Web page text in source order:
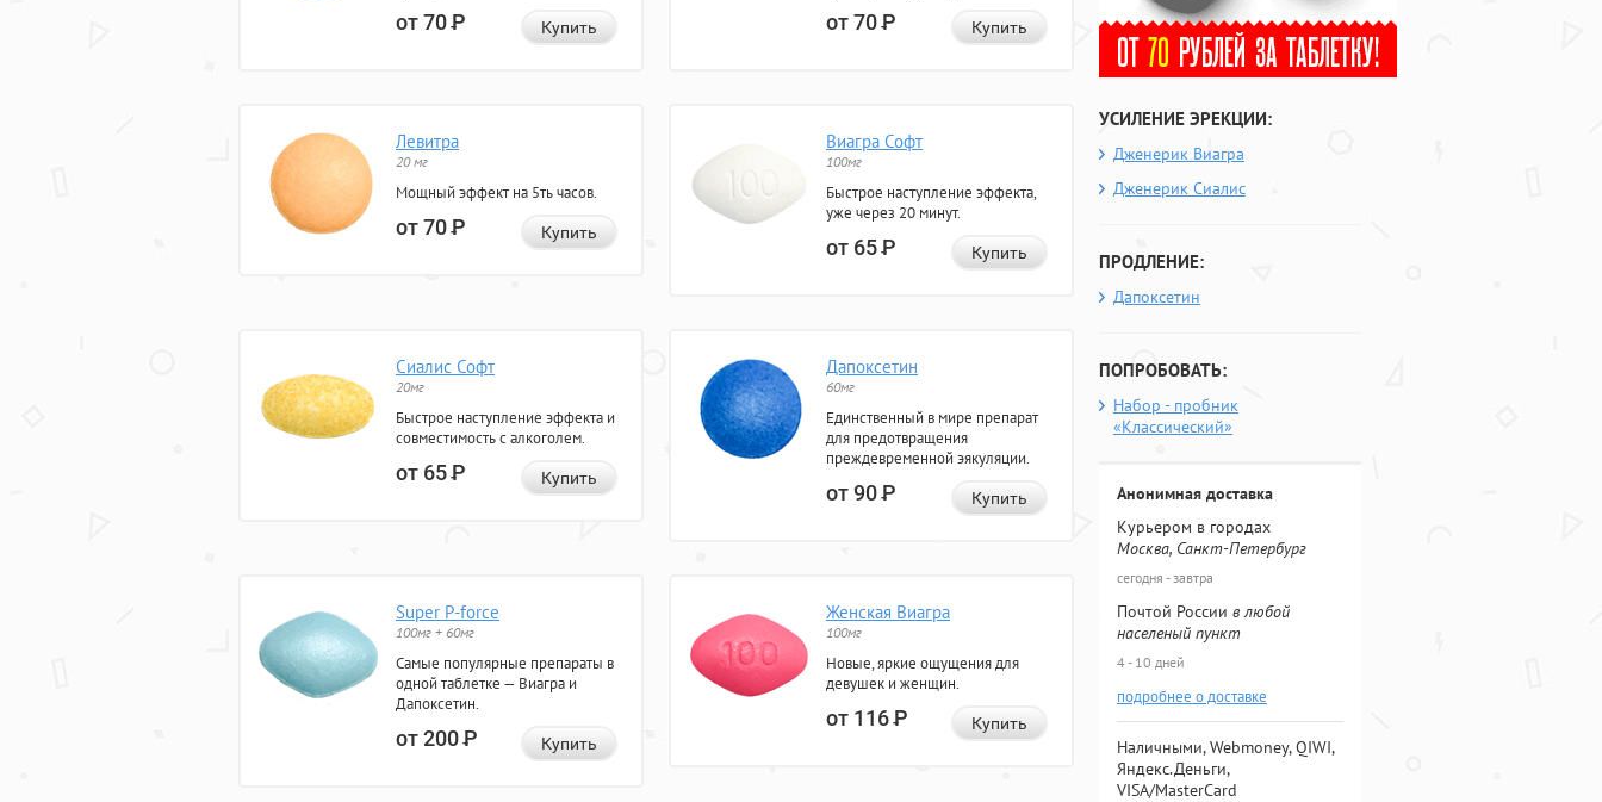
от 70Р Купить от 70Р Купить
Левитра
20 мг
Мощный эффект на 5ть часов.
от 70Р Купить
Виагра Софт
100мг
Быстрое наступление эффекта,
уже через 20 минут.
от 65Р Купить
Сиалис Софт
20мг
Быстрое наступление эффекта и
совместимость с алкоголем.
от 65Р Купить
Дапоксетин
60мг
Единственный в мире препарат
для предотвращения
преждевременной эякуляции.
от 90Р Купить
Super P-force
100мг + 60мг
Самые популярные препараты в
одной таблетке — Виагра и
Дапоксетин.
от 200Р Купить
Женская Виагра
100мг
Новые, яркие ощущения для
девушек и женщин.
от 116Р Купить
УСИЛЕНИЕ ЭРЕКЦИИ:
Дженерик Виагра
Дженерик Сиалис
ПРОДЛЕНИЕ:
Дапоксетин
ПОПРОБОВАТЬ:
Набор - пробник
«Классический»
Анонимная доставка
Курьером в городах
Москва, Санкт-Петербург
сегодня - завтра
Почтой России в любой
населеный пункт
4 - 10 дней
подробнее о доставке
Наличными, Webmoney, QIWI,
Яндекс.Деньги,
VISA/MasterCard